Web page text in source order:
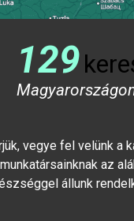
129
vegye fel velünk a
az
állunk